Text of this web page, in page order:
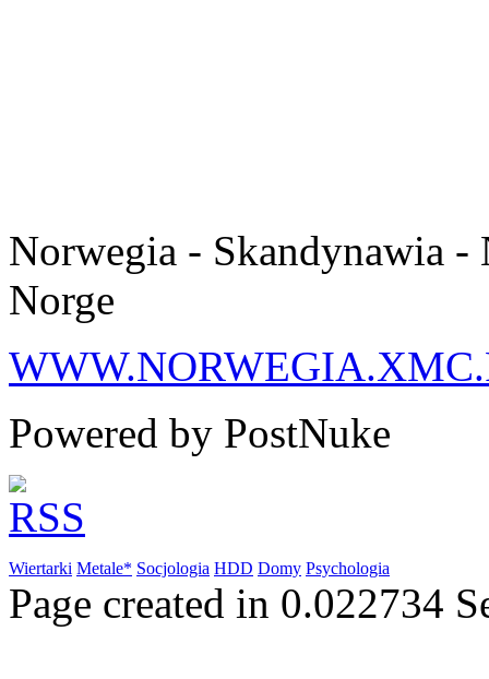
Norwegia - Skandynawia
Norge
Powered by PostNuke
Wiertarki Metale* Socjologia HDD Domy Psychologia
Page created in 0.022734